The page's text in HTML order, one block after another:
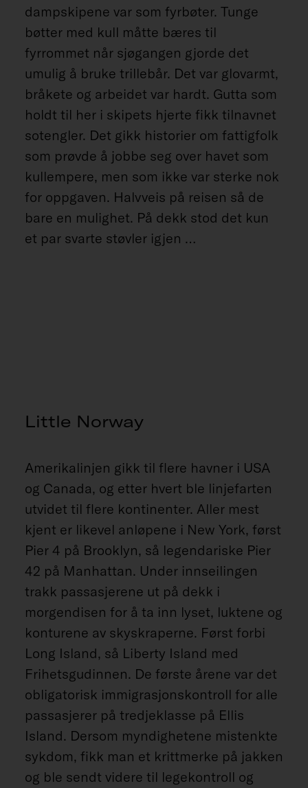
dampskipene var som fyrbøter. Tunge
bøtter med kull måtte bæres til
fyrrommet når sjøgangen gjorde det
umulig å bruke trillebår. Det var glovarmt,
bråkete og arbeidet var hardt. Gutta som
holdt til her i skipets hjerte fikk tilnavnet
sotengler. Det gikk historier om fattigfolk
som prøvde å jobbe seg over havet som
kullempere, men som ikke var sterke nok
for oppgaven. Halvveis på reisen så de
bare en mulighet. På dekk stod det kun
et par svarte støvler igjen …
Little Norway
Amerikalinjen gikk til flere havner i USA
og Canada, og etter hvert ble linjefarten
utvidet til flere kontinenter. Aller mest
kjent er likevel anløpene i New York, først
Pier 4 på Brooklyn, så legendariske Pier
42 på Manhattan. Under innseilingen
trakk passasjerene ut på dekk i
morgendisen for å ta inn lyset, luktene og
konturene av skyskraperne. Først forbi
Long Island, så Liberty Island med
Frihetsgudinnen. De første årene var det
obligatorisk immigrasjonskontroll for alle
passasjerer på tredjeklasse på Ellis
Island. Dersom myndighetene mistenkte
sykdom, fikk man et krittmerke på jakken
og ble sendt videre til legekontroll og